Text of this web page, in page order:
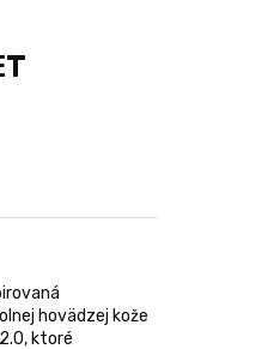
hovädzej kože
ktoré